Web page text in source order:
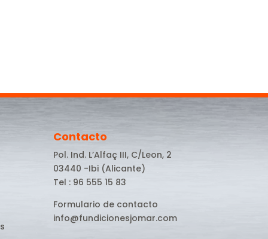
Contacto
Pol. Ind. L’Alfaç III, C/Leon, 2
03440 -Ibi (Alicante)
Tel : 96 555 15 83
Formulario de contacto
info@fundicionesjomar.com